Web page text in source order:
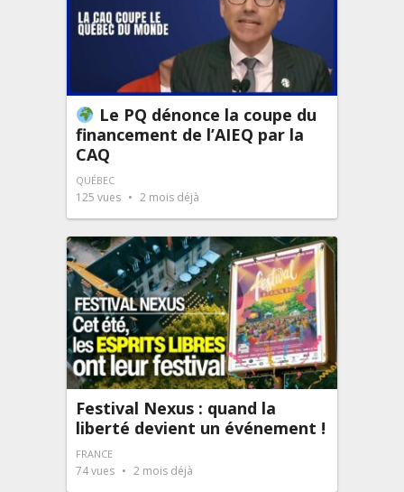
Le PQ dénonce la coupe du
financement de l’AIEQ par la
CAQ
QUÉBEC
125 vues 2 mois déjà
Festival Nexus : quand la
liberté devient un événement !
FRANCE
74vues 2 mois déjà